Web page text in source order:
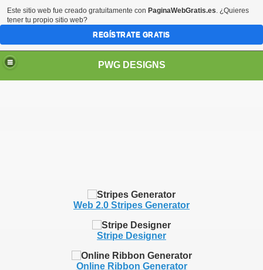
PWG DESIGNS
Web 2.0 Stripes Generator
Stripe Designer
Online Ribbon Generator
Este sitio web fue creado gratuitamente con PaginaWebGratis.es. ¿Quieres
tener tu propio sitio web?
REGÍSTRATE GRATIS